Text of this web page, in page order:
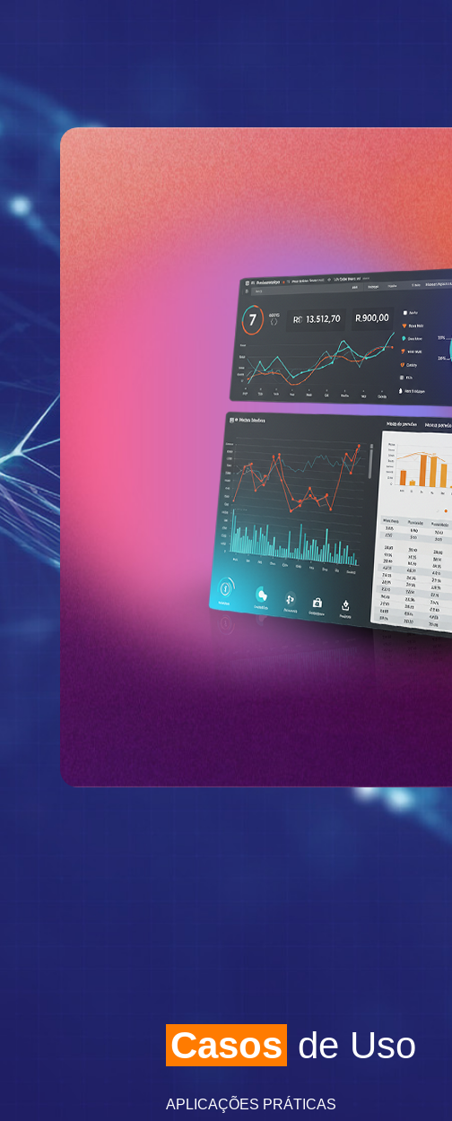
Casos de Uso
APLICAÇÕES PRÁTICAS